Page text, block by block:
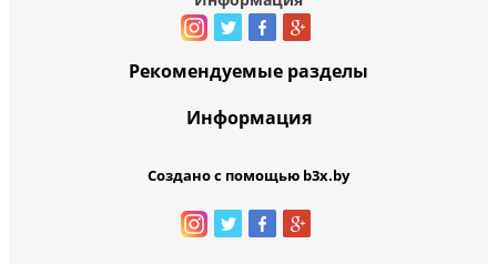
Рекомендуемые разделы
Информация
Создано с помощью b3x.by